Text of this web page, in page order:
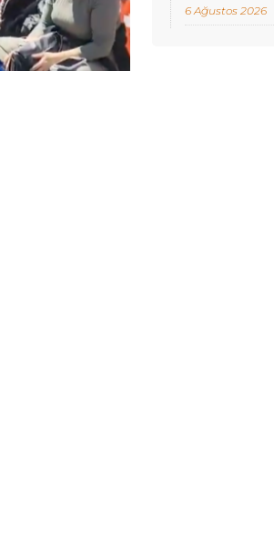
6 Ağustos 2026